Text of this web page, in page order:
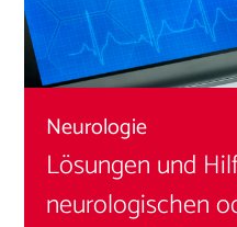
Neurologie
Lösungen und
neurologischen